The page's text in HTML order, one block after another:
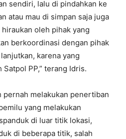
sendiri, lalu di pindahkan ke
atau mau di simpan saja juga
oleh pihak yang
berkoordinasi dengan pihak
karena yang
PP,” terang Idris.
pernah melakukan penertiban
yang melakukan
di luar titik lokasi,
di beberapa titik, salah